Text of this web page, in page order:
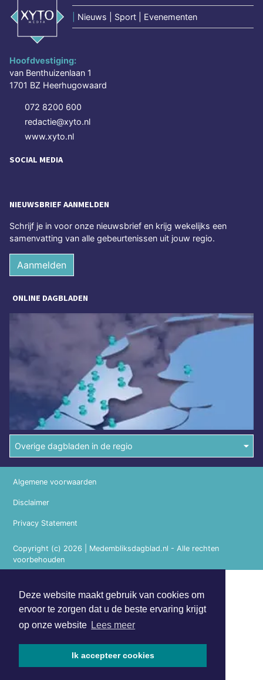
Deze website maakt gebruik van cookies om
ervoor te zorgen dat u de beste ervaring krijgt
op onze website Lees meer
Ik accepteer cookies
Nieuws | Sport | Evenementen
Hoofdvestiging:
van Benthuizenlaan 1
1701 BZ Heerhugowaard
072 8200 600
redactie@xyto.nl
www.xyto.nl
SOCIAL MEDIA
NIEUWSBRIEF AANMELDEN
Schrijf je in voor onze nieuwsbrief en krijg wekelijks een
samenvatting van alle gebeurtenissen uit jouw regio.
Aanmelden
ONLINE DAGBLADEN
Overige dagbladen in de regio
Copyright (c) 2026 | Medembliksdagblad.nl - Alle rechten
voorbehouden
Algemene voorwaarden
Disclaimer
Privacy Statement